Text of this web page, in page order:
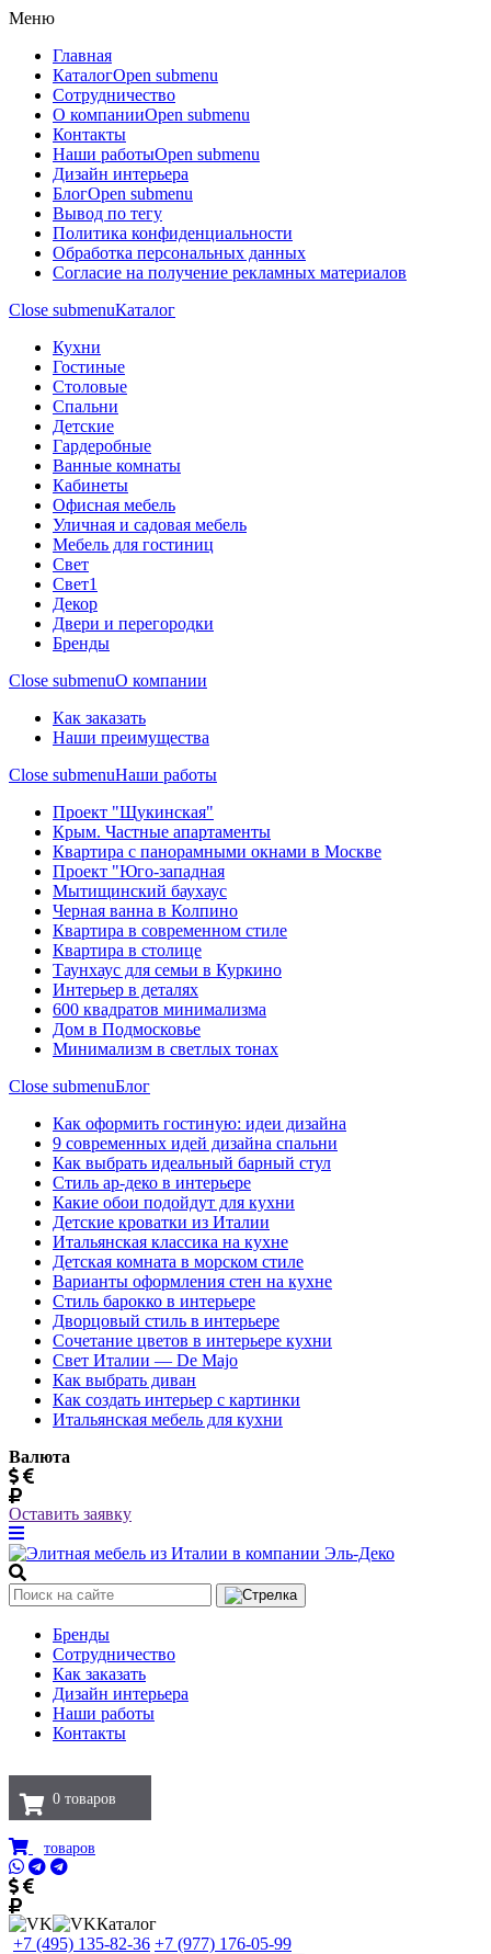
Меню
Главная
КаталогOpen submenu
Сотрудничество
О компанииOpen submenu
Контакты
Наши работыOpen submenu
Дизайн интерьера
БлогOpen submenu
Вывод по тегу
Политика конфиденциальности
Обработка персональных данных
Согласие на получение рекламных материалов
Close submenuКаталог
Кухни
Гостиные
Столовые
Спальни
Детские
Гардеробные
Ванные комнаты
Кабинеты
Офисная мебель
Уличная и садовая мебель
Мебель для гостиниц
Свет
Свет1
Декор
Двери и перегородки
Бренды
Close submenuО компании
Как заказать
Наши преимущества
Close submenuНаши работы
Проект "Щукинская"
Крым. Частные апартаменты
Квартира с панорамными окнами в Москве
Проект "Юго-западная
Мытищинский баухаус
Черная ванна в Колпино
Квартира в современном стиле
Квартира в столице
Таунхаус для семьи в Куркино
Интерьер в деталях
600 квадратов минимализма
Дом в Подмосковье
Минимализм в светлых тонах
Close submenuБлог
Как оформить гостиную: идеи дизайна
9 современных идей дизайна спальни
Как выбрать идеальный барный стул
Стиль ар-деко в интерьере
Какие обои подойдут для кухни
Детские кроватки из Италии
Итальянская классика на кухне
Детская комната в морском стиле
Варианты оформления стен на кухне
Стиль барокко в интерьере
Дворцовый стиль в интерьере
Сочетание цветов в интерьере кухни
Свет Италии — De Majo
Как выбрать диван
Как создать интерьер с картинки
Итальянская мебель для кухни
Валюта
Оставить заявку
Бренды
Сотрудничество
Как заказать
Дизайн интерьера
Наши работы
Контакты
0 товаров
товаров
Каталог
+7 (495) 135-82-36 +7 (977) 176-05-99